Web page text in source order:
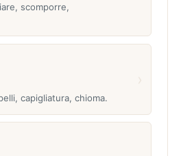
scomporre,
capigliatura, chioma.